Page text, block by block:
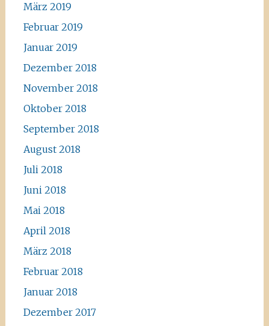
März 2019
Februar 2019
Januar 2019
Dezember 2018
November 2018
Oktober 2018
September 2018
August 2018
Juli 2018
Juni 2018
Mai 2018
April 2018
März 2018
Februar 2018
Januar 2018
Dezember 2017